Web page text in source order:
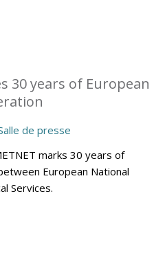
30 years of European
de presse
marks 30 years of
European National
Services.